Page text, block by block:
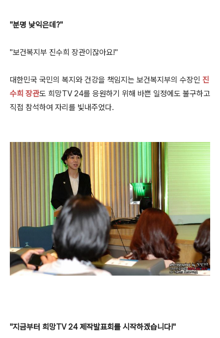
"분명 낯익은데?"
"보건복지부 진수희 장관이잖아요!"
대한민국 국민의 복지와 건강을 책임지는 보건복지부의 수장인 진
수희 장관도 희망TV 24를 응원하기 위해 바쁜 일정에도 불구하고
직접 참석하여 자리를 빛내주었다.
"지금부터 희망TV 24 제작발표회를 시작하겠습니다!"